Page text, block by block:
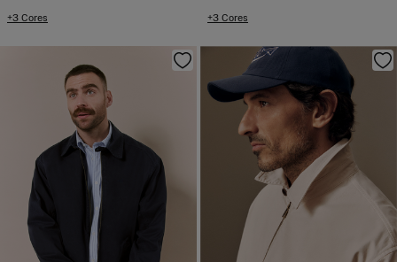
+3 Cores +3 Cores